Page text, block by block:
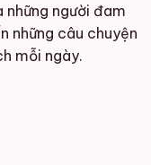
người đam
những câu chuyện
mỗi ngày.